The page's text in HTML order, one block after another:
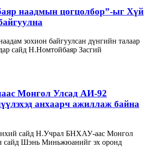
наадмын цогцолбор”-ыг Хүй
зохион байгуулсан дүнгийн талаар
сайд Н.Номтойбаяр Засгий
Монгол Улсад АИ-92
анхаарч ажиллаж байна
сайд Н.Учрал БНХАУ-аас Монгол
сайд Шэнь Миньжюанийг эх оронд